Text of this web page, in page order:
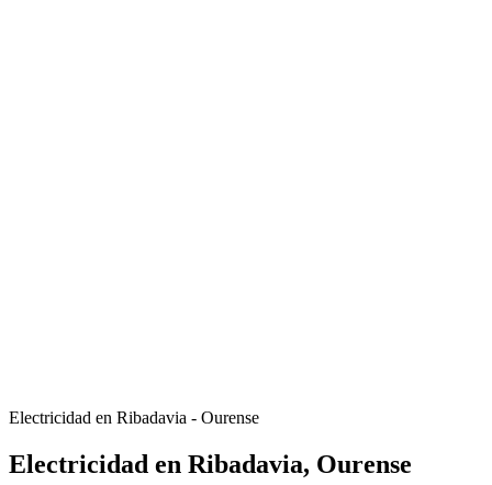
Electricidad en Ribadavia - Ourense
Electricidad en Ribadavia, Ourense